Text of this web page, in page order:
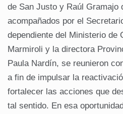
de San Justo y Raúl Gramajo
acompañados por el
dependiente del Ministerio de
Marmiroli y la directora
Paula Nardín, se reunieron
a fin de impulsar la
fortalecer las acciones que
tal sentido. En esa